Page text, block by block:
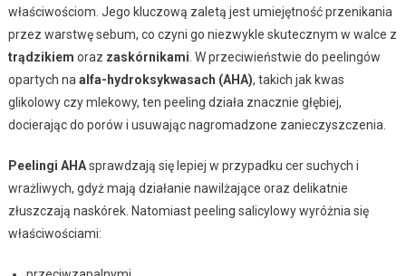
właściwościom. Jego kluczową zaletą jest umiejętność przenikania
przez warstwę sebum, co czyni go niezwykle skutecznym w walce z
trądzikiem oraz zaskórnikami. W przeciwieństwie do peelingów
opartych naalfa-hydroksykwasach (AHA), takich jak kwas
glikolowy czy mlekowy, ten peeling działa znacznie głębiej,
docierając do porów i usuwając nagromadzone zanieczyszczenia.
Peelingi AHAsprawdzają się lepiej w przypadku cer suchych i
wrażliwych, gdyż mają działanie nawilżające oraz delikatnie
złuszczają naskórek. Natomiast peeling salicylowy wyróżnia się
właściwościami: